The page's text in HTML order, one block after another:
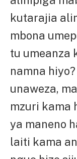
kutarajia
mbona
tu umeanza
namna
unaweza,
mzuri kama
ya maneno
laiti kama